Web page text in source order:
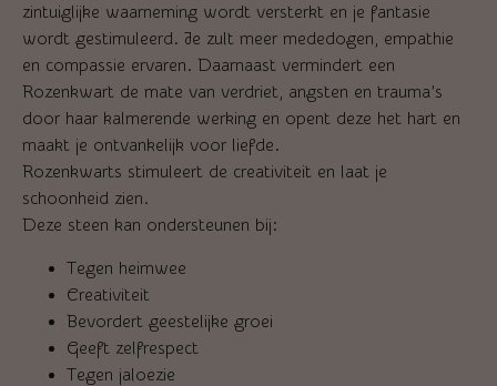
zintuiglijke waarneming wordt versterkt en je fantasie
wordt gestimuleerd. Je zult meer mededogen, empathie
en compassie ervaren. Daarnaast vermindert een
Rozenkwart de mate van verdriet, angsten en trauma’s
door haar kalmerende werking en opent deze het hart en
maakt je ontvankelijk voor liefde.
Rozenkwarts stimuleert de creativiteit en laat je
schoonheid zien.
Deze steen kan ondersteunen bij:
Tegen heimwee
Creativiteit
Bevordert geestelijke groei
Geeft zelfrespect
Tegen jaloezie